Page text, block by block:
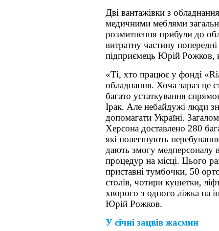
Дві вантажівки з
медичними меблями
розмитнення прибули до
витратну частину
підприємець Юрій Рожков,
«Ті, хто працює у фонді
обладнання. Хоча зараз це
багато устаткування
Ірак. Але небайдужі люди
допомагати Україні.
Херсона доставлено 280
які полегшують перебування
дають змогу медперсоналу
процедур на місці. Цього
приставні тумбочки, 50
столів, чотири кушетки,
хворого з одного ліжка на
Юрій Рожков.
У січні зацвів жасмин